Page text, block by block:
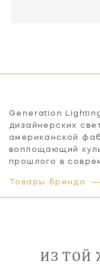
Generation
дизайнерских
американской
воплощающий
прошлого в
Товары бренда
ИЗ ТОЙ